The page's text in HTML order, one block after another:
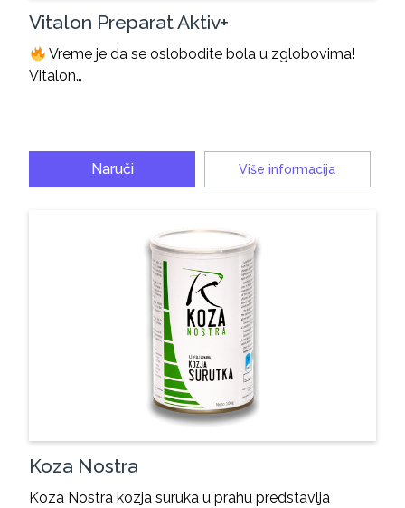
Vitalon Preparat Aktiv+
Vreme je da se oslobodite bola u zglobovima!
Vitalon…
Naruči Više informacija
Koza Nostra
Koza Nostra kozja suruka u prahu predstavlja